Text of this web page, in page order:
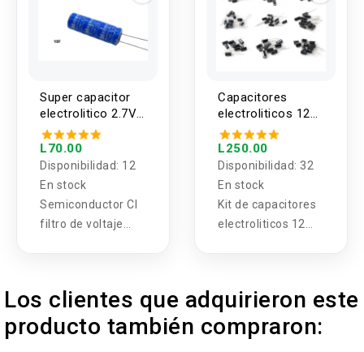
Super capacitor
electrolitico 2.7V
10F y 40F
L70.00
Disponibilidad: 12
En stock
Semiconductor CI
filtro de voltaje
Capacitores
electroliticos 12
valores 1uF -
470uF (120
unidades)
L250.00
Disponibilidad: 32
En stock
Kit de capacitores
electroliticos 12
Los clientes que adquirieron este
producto también compraron: